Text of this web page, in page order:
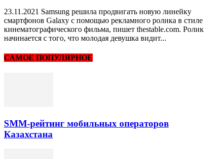
23.11.2021 Samsung решила продвигать новую линейку
смартфонов Galaxy с помощью рекламного ролика в стиле
кинематографического фильма, пишет thestable.com. Ролик
начинается с того, что молодая девушка видит...
САМОЕ ПОПУЛЯРНОЕ
SMM-рейтинг мобильных операторов
Казахстана